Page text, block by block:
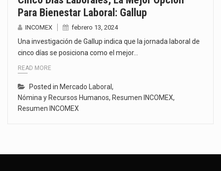
Para Bienestar Laboral: Gallup
INCOMEX febrero 13, 2024
Una investigación de Gallup indica que la jornada laboral de
cinco días se posiciona como el mejor…
READ MORE
Posted in Mercado Laboral,
Nómina y Recursos Humanos, Resumen INCOMEX,
Resumen INCOMEX